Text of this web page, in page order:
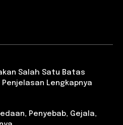
Salah Satu Batas
Lengkapnya
Penyebab, Gejala,